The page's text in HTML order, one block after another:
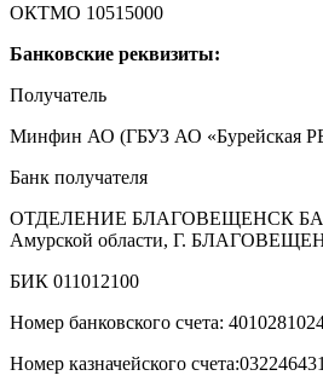
ОКТМО 10515000
Банковские реквизиты:
Получатель
Минфин АО (ГБУЗ АО «Бурейская
Банк получателя
ОТДЕЛЕНИЕ БЛАГОВЕЩЕНСК
Амурской области, Г.
БИК 011012100
Номер банковского счета:
Номер казначейского